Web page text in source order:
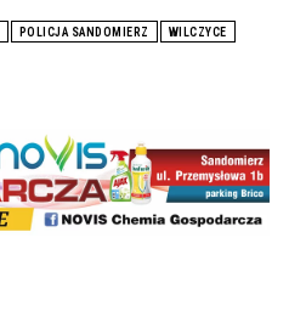
POLICJA SANDOMIERZ WILCZYCE